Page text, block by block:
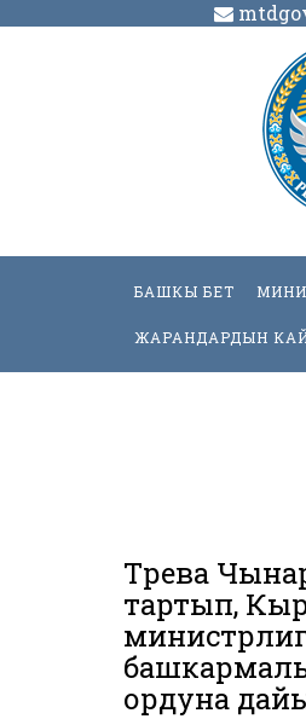
БАШКЫ БЕТ
ЖАРАНДАРДЫН
Төрөева
тартып,
ордуна